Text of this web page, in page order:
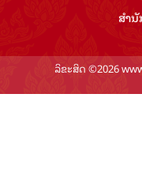
ສຳ​
ລິຂະສິດ ©2026